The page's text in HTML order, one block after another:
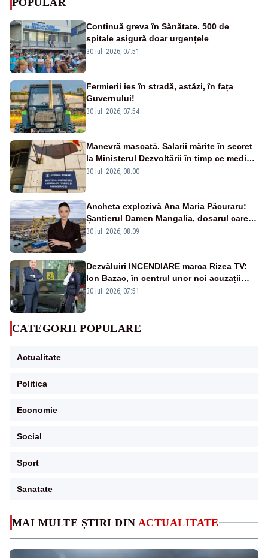
MAI MULTE ȘTIRI DIN ACTUALITATE
Continuă greva în Sănătate. 500 de
spitale asigură doar urgențele
30 iul. 2026, 07:51
Fermierii ies în stradă, astăzi, în fața
Guvernului!
30 iul. 2026, 07:54
Manevră mascată. Salarii mărite în secret
la Ministerul Dezvoltării în timp ce medicii
ies în stradă
30 iul. 2026, 08:00
Ancheta explozivă Ana Maria Păcuraru:
Șantierul Damen Mangalia, dosarul care
scufundă apărarea României
30 iul. 2026, 08:09
Dezvăluiri INCENDIARE marca Rizea TV:
Ion Bazac, în centrul unor noi acuzații
publice
30 iul. 2026, 07:51
CATEGORII POPULARE
Actualitate
Politica
Economie
Social
Sport
Sanatate